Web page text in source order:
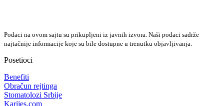
Podaci na ovom sajtu su prikupljeni iz javnih izvora. Naši podaci sadrže
najtačnije informacije koje su bile dostupne u trenutku objavljivanja.
Posetioci
Benefiti
Obračun rejtinga
Stomatolozi Srbije
Karijes.com